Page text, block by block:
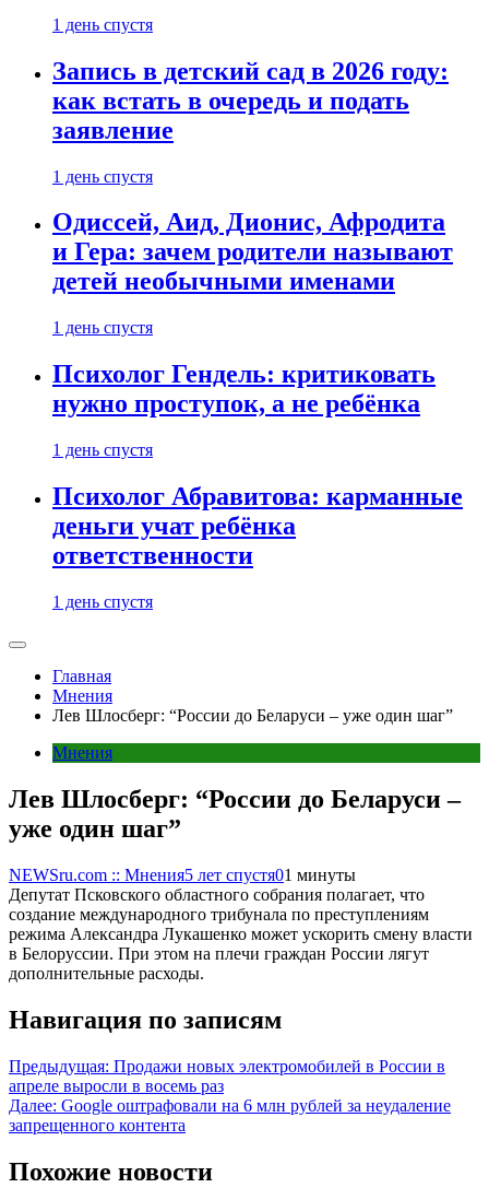
1 день спустя
Запись в детский сад в 2026 году:
как встать в очередь и подать
заявление
1 день спустя
Одиссей, Аид, Дионис, Афродита
и Гера: зачем родители называют
детей необычными именами
1 день спустя
Психолог Гендель: критиковать
нужно проступок, а не ребёнка
1 день спустя
Психолог Абравитова: карманные
деньги учат ребёнка
ответственности
1 день спустя
Главная
Мнения
Лев Шлосберг: “России до Беларуси – уже один шаг”
Мнения
Лев Шлосберг: “России до Беларуси –
уже один шаг”
NEWSru.com :: Мнения5 лет спустя01 минуты
Депутат Псковского областного собрания полагает, что
создание международного трибунала по преступлениям
режима Александра Лукашенко может ускорить смену власти
в Белоруссии. При этом на плечи граждан России лягут
дополнительные расходы.
Навигация по записям
Предыдущая: Продажи новых электромобилей в России в
апреле выросли в восемь раз
Далее: Google оштрафовали на 6 млн рублей за неудаление
запрещенного контента
Похожие новости